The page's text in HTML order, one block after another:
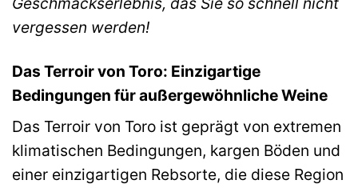
vergessen werden!
Das Terroir von Toro: Einzigartige
Bedingungen für außergewöhnliche Weine
Das Terroir von Toro ist geprägt von extremen
klimatischen Bedingungen, kargen Böden und
einer einzigartigen Rebsorte, die diese Region